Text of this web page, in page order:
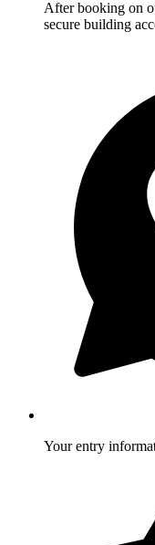
After booking on
secure building
Your entry